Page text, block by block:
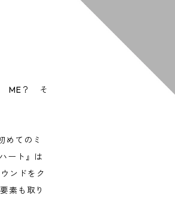
ME？ そ
めてのミ
ート』は
ンドをク
素も取り